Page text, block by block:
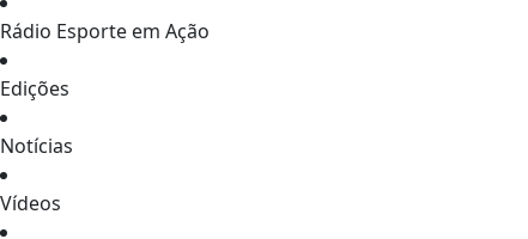
Rádio Esporte em Ação
Edições
Notícias
Vídeos